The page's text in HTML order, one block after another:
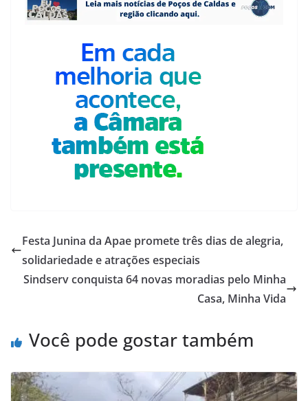
Festa Junina da Apae promete três dias de alegria,
solidariedade e atrações especiais
Sindserv conquista 64 novas moradias pelo Minha
Casa, Minha Vida
Você pode gostar também